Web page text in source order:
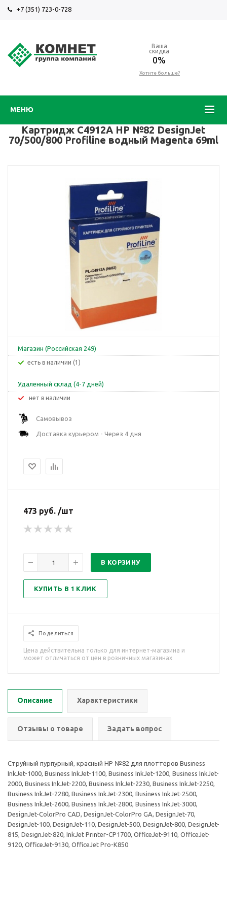
+7 (351) 723-0-728
МЕНЮ
Ваша
скидка
0%
Хотите больше?
Картридж C4912A HP №82 DesignJet
70/500/800 Profiline водный Magenta 69ml
Магазин (Российская 249)
Есть в наличии (1)
Удаленный склад (4-7 дней)
Нет в наличии
Самовывоз
Доставка курьером - Через 4 дня
473 руб. /шт
В КОРЗИНУ
КУПИТЬ В 1 КЛИК
Поделиться
Цена действительна только для интернет-магазина и
может отличаться от цен в розничных магазинах
Описание Характеристики
Отзывы о товаре Задать вопрос
Струйный пурпурный, красный HP №82 для плоттеров Business
InkJet-1000, Business InkJet-1100, Business InkJet-1200, Business InkJet-
2000, Business InkJet-2200, Business InkJet-2230, Business InkJet-2250,
Business InkJet-2280, Business InkJet-2300, Business InkJet-2500,
Business InkJet-2600, Business InkJet-2800, Business InkJet-3000,
DesignJet-ColorPro CAD, DesignJet-ColorPro GA, DesignJet-70,
DesignJet-100, DesignJet-110, DesignJet-500, DesignJet-800, DesignJet-
815, DesignJet-820, InkJet Printer-CP1700, OfficeJet-9110, OfficeJet-
9120, OfficeJet-9130, OfficeJet Pro-K850